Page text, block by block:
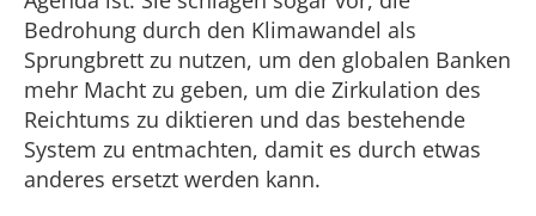
Bedrohung durch den Klimawandel als
Sprungbrett zu nutzen, um den globalen Banken
mehr Macht zu geben, um die Zirkulation des
Reichtums zu diktieren und das bestehende
System zu entmachten, damit es durch etwas
anderes ersetzt werden kann.